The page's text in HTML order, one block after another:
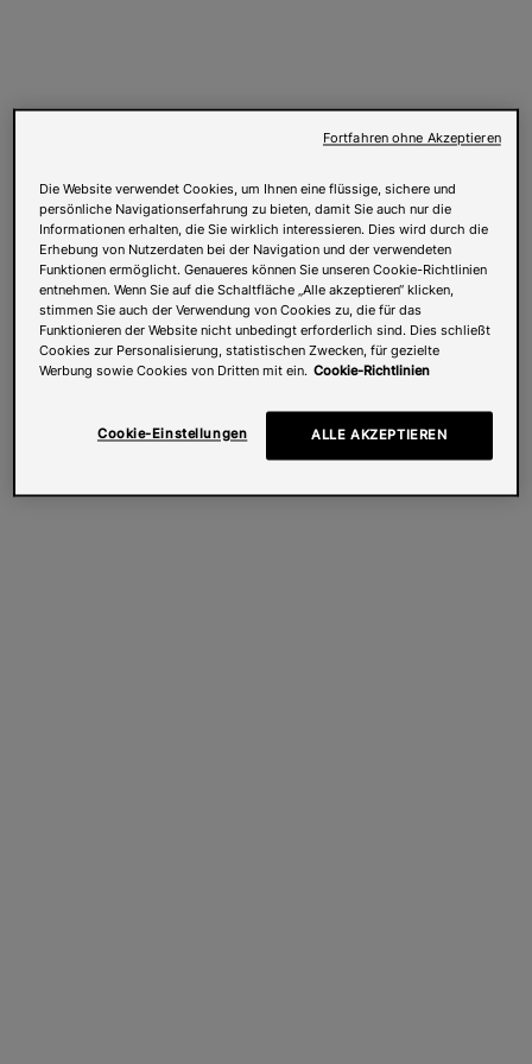
Die Website verwendet Cookies, um Ihnen eine flüssige, sichere und
persönliche Navigationserfahrung zu bieten, damit Sie auch nur die
Informationen erhalten, die Sie wirklich interessieren. Dies wird durch die
Erhebung von Nutzerdaten bei der Navigation und der verwendeten
Funktionen ermöglicht. Genaueres können Sie unseren Cookie-Richtlinien
entnehmen. Wenn Sie auf die Schaltfläche „Alle akzeptieren“ klicken,
stimmen Sie auch der Verwendung von Cookies zu, die für das
Funktionieren der Website nicht unbedingt erforderlich sind. Dies schließt
Cookies zur Personalisierung, statistischen Zwecken, für gezielte
Werbung sowie Cookies von Dritten mit ein. Cookie-Richtlinien
Cookie-Einstellungen ALLE AKZEPTIEREN
Fortfahren ohne Akzeptieren